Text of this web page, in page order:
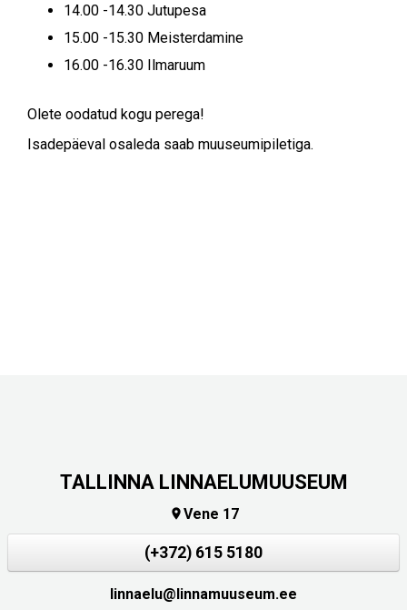
14.00 -14.30 Jutupesa
15.00 -15.30 Meisterdamine
16.00 -16.30 Ilmaruum
Olete oodatud kogu perega!
Isadepäeval osaleda saab muuseumipiletiga.
TALLINNA LINNAELUMUUSEUM
Vene 17
(+372) 615 5180
linnaelu@linnamuuseum.ee